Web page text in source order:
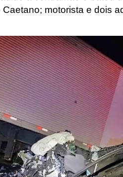
motorista e dois